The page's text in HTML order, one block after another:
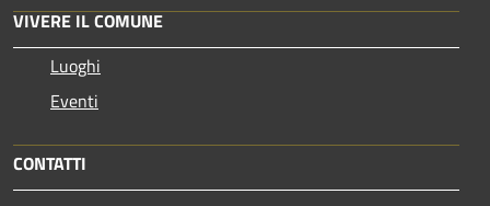
VIVERE IL COMUNE
Luoghi
Eventi
CONTATTI